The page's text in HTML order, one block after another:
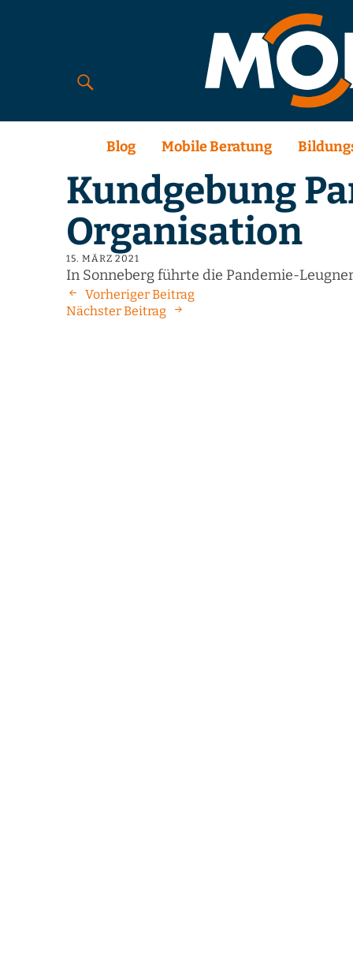
Blog Mobile Beratung
Kundgebung
Organisation
15. MÄRZ 2021
In Sonneberg führte die Pandemie-
Vorheriger Beitrag
Nächster Beitrag